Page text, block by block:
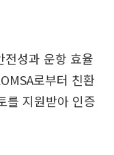
전성과 운항 효율
로부터 친환
를 지원받아 인증